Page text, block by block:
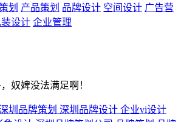
划 产品策划 品牌设计 空间设计 广告营
设计 企业管理
奴婢没法满足啊！
圳品牌策划 深圳品牌设计 企业vi设计